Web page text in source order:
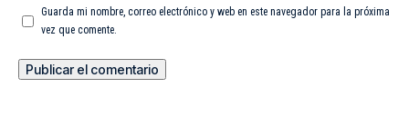
Guarda mi nombre, correo electrónico y web en este navegador para la próxima
vez que comente.